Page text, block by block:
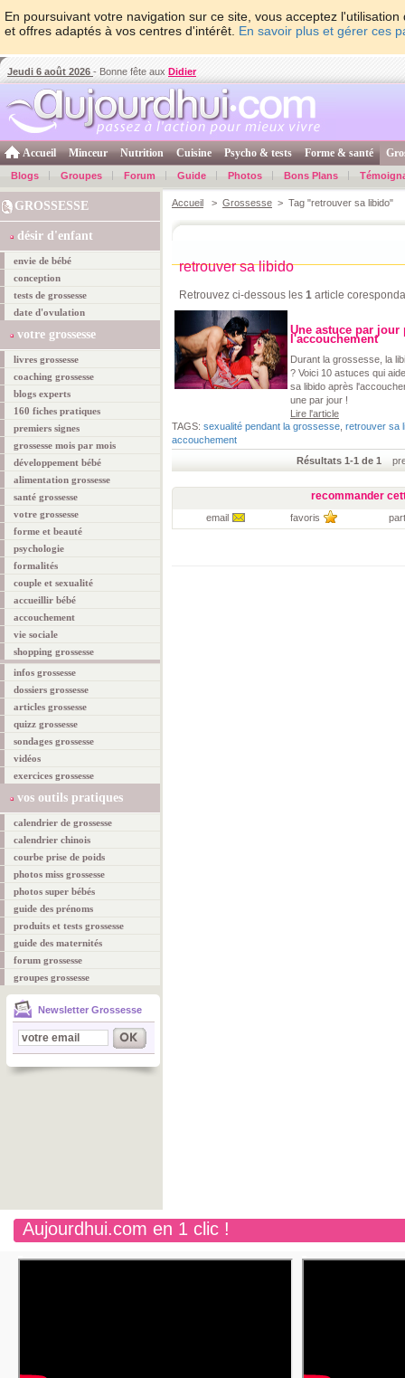
En poursuivant votre navigation sur ce site, vous acceptez
et offres adaptés à vos centres d'intérêt. En savoir plus et gérer ces
Jeudi 6 août 2026 - Bonne fête aux Didier
Accueil Minceur Nutrition Cuisine Psycho & tests Forme & santé
Blogs Groupes Forum Guide Photos Bons Plans
GROSSESSE
désir d'enfant
envie de bébé
conception
tests de grossesse
date d'ovulation
votre grossesse
livres grossesse
coaching grossesse
blogs experts
160 fiches pratiques
premiers signes
grossesse mois par mois
développement bébé
alimentation grossesse
santé grossesse
votre grossesse
forme et beauté
psychologie
formalités
couple et sexualité
accueillir bébé
accouchement
vie sociale
shopping grossesse
infos grossesse
dossiers grossesse
articles grossesse
quizz grossesse
sondages grossesse
vidéos
exercices grossesse
vos outils pratiques
calendrier de grossesse
calendrier chinois
courbe prise de poids
photos miss grossesse
photos super bébés
guide des prénoms
produits et tests grossesse
guide des maternités
forum grossesse
groupes grossesse
Newsletter Grossesse
Accueil > Grossesse > Tag "retrouver sa libido"
retrouver sa libido
Retrouvez ci-dessous les 1 article
Une astuce par
l'accouchement
Durant la grossesse, la
? Voici 10 astuces qui
sa libido après
une par jour !
Lire l'article
TAGS: sexualité pendant la grossesse retrouver sa
accouchement
Résultats 1-1 de 1
recommander
email favoris
Aujourdhui.com en 1 clic !